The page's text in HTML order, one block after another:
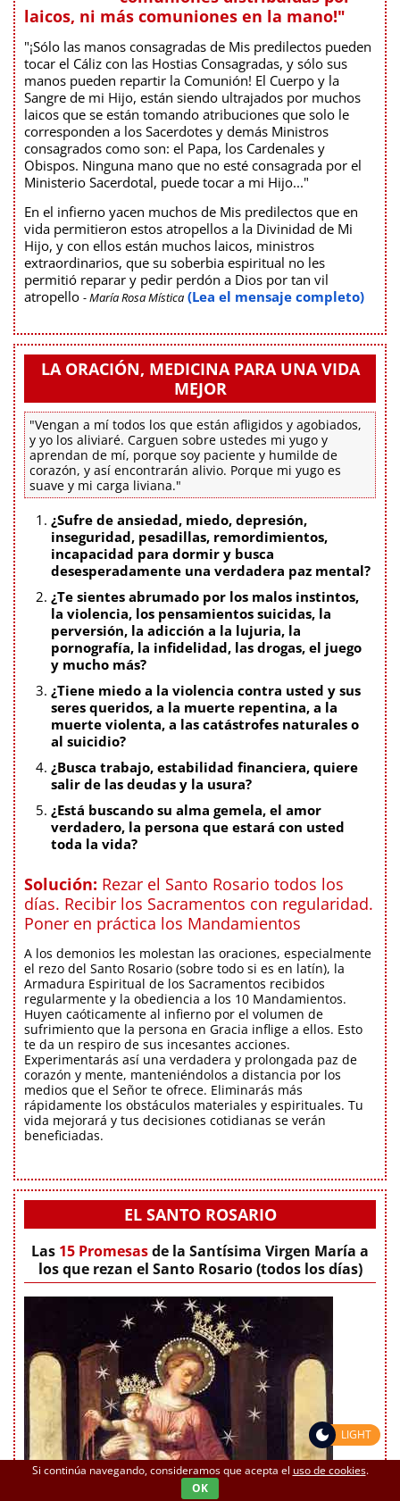
laicos, ni más comuniones en la mano!"
"¡Sólo las manos consagradas de Mis predilectos pueden
tocar el Cáliz con las Hostias Consagradas, y sólo sus
manos pueden repartir la Comunión! El Cuerpo y la
Sangre de mi Hijo, están siendo ultrajados por muchos
laicos que se están tomando atribuciones que solo le
corresponden a los Sacerdotes y demás Ministros
consagrados como son: el Papa, los Cardenales y
Obispos. Ninguna mano que no esté consagrada por el
Ministerio Sacerdotal, puede tocar a mi Hijo..."
En el infierno yacen muchos de Mis predilectos que en
vida permitieron estos atropellos a la Divinidad de Mi
Hijo, y con ellos están muchos laicos, ministros
extraordinarios, que su soberbia espiritual no les
permitió reparar y pedir perdón a Dios por tan vil
atropello - María Rosa Mística (Lea el mensaje completo)
LA ORACIÓN, MEDICINA PARA UNA VIDA
MEJOR
"Vengan a mí todos los que están afligidos y agobiados,
y yo los aliviaré. Carguen sobre ustedes mi yugo y
aprendan de mí, porque soy paciente y humilde de
corazón, y así encontrarán alivio. Porque mi yugo es
suave y mi carga liviana."
¿Sufre de ansiedad, miedo, depresión,
inseguridad, pesadillas, remordimientos,
incapacidad para dormir y busca
desesperadamente una verdadera paz mental?
¿Te sientes abrumado por los malos instintos,
la violencia, los pensamientos suicidas, la
perversión, la adicción a la lujuria, la
pornografía, la infidelidad, las drogas, el juego
y mucho más?
¿Tiene miedo a la violencia contra usted y sus
seres queridos, a la muerte repentina, a la
muerte violenta, a las catástrofes naturales o
al suicidio?
¿Busca trabajo, estabilidad financiera, quiere
salir de las deudas y la usura?
¿Está buscando su alma gemela, el amor
verdadero, la persona que estará con usted
toda la vida?
Solución: Rezar el Santo Rosario todos los
días. Recibir los Sacramentos con regularidad.
Poner en práctica los Mandamientos
A los demonios les molestan las oraciones, especialmente
el rezo del Santo Rosario (sobre todo si es en latín), la
Armadura Espiritual de los Sacramentos recibidos
regularmente y la obediencia a los 10 Mandamientos.
Huyen caóticamente al infierno por el volumen de
sufrimiento que la persona en Gracia inflige a ellos. Esto
te da un respiro de sus incesantes acciones.
Experimentarás así una verdadera y prolongada paz de
corazón y mente, manteniéndolos a distancia por los
medios que el Señor te ofrece. Eliminarás más
rápidamente los obstáculos materiales y espirituales. Tu
vida mejorará y tus decisiones cotidianas se verán
beneficiadas.
EL SANTO ROSARIO
Las 15 Promesasde la Santísima Virgen María a
los que rezan el Santo Rosario (todos los días)
Si continúa navegando, consideramos que acepta el uso de cookies.
OK
LIGHT